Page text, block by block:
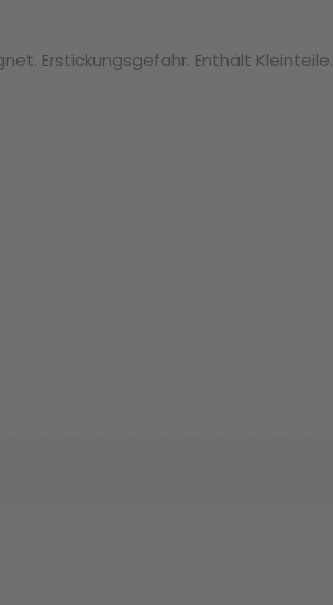
Erstickungsgefahr. Enthält Kleinteile.